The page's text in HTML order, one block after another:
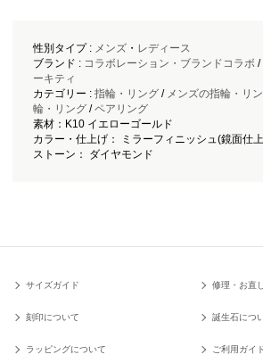
性別タイプ : メンズ・ レディース
ブランド : コラボレーション・ブランドコラボ /
ーキティ
カテゴリー : 指輪・リング/ メンズの指輪・リ
輪・リング/ペアリング
素材：K10 イエローゴールド
カラー・仕上げ： ミラーフィニッシュ(鏡面仕
ストーン： ダイヤモンド
サイズガイド 修理・お直
刻印について 誕生石につ
ラッピングについて ご利用ガイ